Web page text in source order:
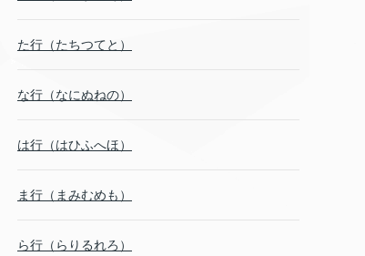
た行（たちつてと）
な行（なにぬねの）
は行（はひふへほ）
ま行（まみむめも）
ら行（らりるれろ）